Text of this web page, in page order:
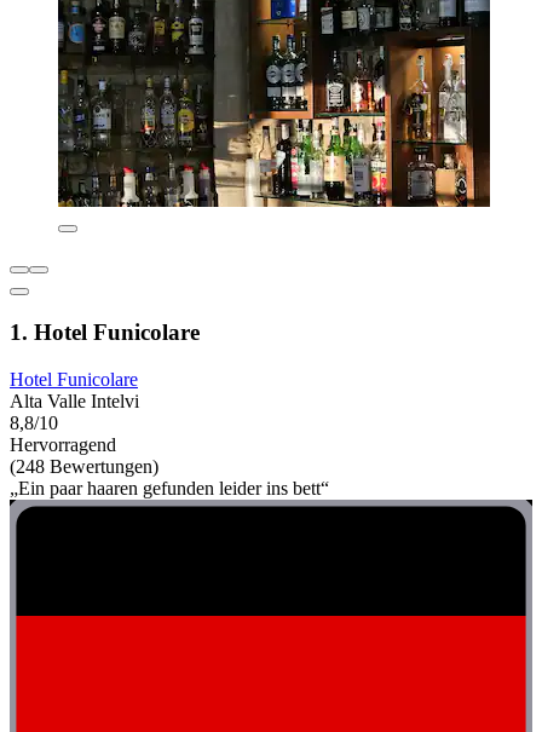
1. Hotel Funicolare
Hotel Funicolare
Alta Valle Intelvi
8,8/10
Hervorragend
(248 Bewertungen)
„Ein paar haaren gefunden leider ins bett“